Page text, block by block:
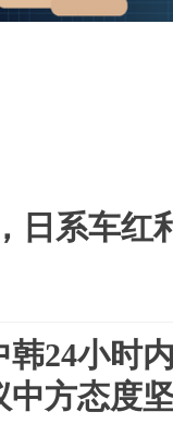
日系车红
韩24小时
中方态度